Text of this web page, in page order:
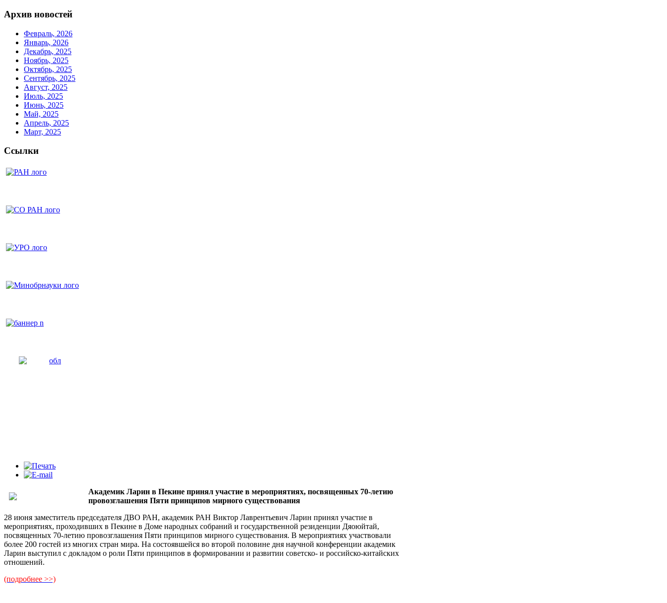
Архив новостей
Февраль, 2026
Январь, 2026
Декабрь, 2025
Ноябрь, 2025
Октябрь, 2025
Сентябрь, 2025
Август, 2025
Июль, 2025
Июнь, 2025
Май, 2025
Апрель, 2025
Март, 2025
Ссылки
Академик Ларин в Пекине принял участие в мероприятиях, посвященных 70-летию
провозглашения Пяти принципов мирного существования
28 июня заместитель председателя ДВО РАН, академик РАН Виктор Лаврентьевич Ларин принял участие в
мероприятиях, проходивших в Пекине в Доме народных собраний и государственной резиденции Дяоюйтай,
посвященных 70-летию провозглашения Пяти принципов мирного существования. В мероприятиях участвовали
более 200 гостей из многих стран мира. На состоявшейся во второй половине дня научной конференции академик
Ларин выступил с докладом о роли Пяти принципов в формировании и развитии советско- и российско-китайских
отношений.
(подробнее >>)